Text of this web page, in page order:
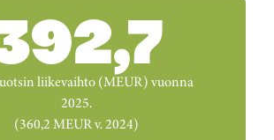
liikevaihto (MEUR) vuonna
2025.
(360,2 MEUR v. 2024)